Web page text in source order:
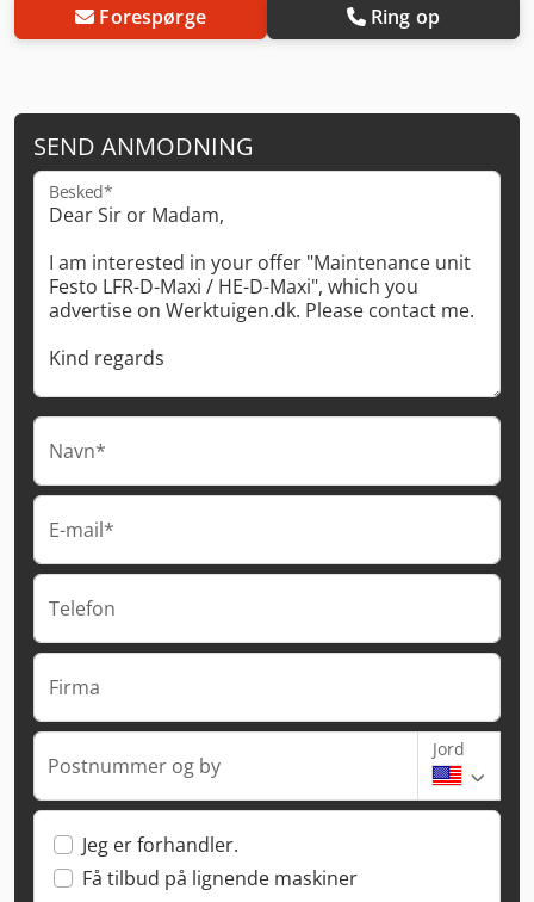
Forespørge Ring op
SEND ANMODNING
Besked*
Navn*
E-mail*
Telefon
Firma
Postnummer og by
Jord
Jeg er forhandler.
Få tilbud på lignende maskiner